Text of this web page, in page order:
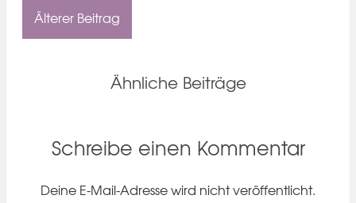
Älterer Beitrag
Ähnliche Beiträge
Schreibe einen Kommentar
Deine E-Mail-Adresse wird nicht veröffentlicht.